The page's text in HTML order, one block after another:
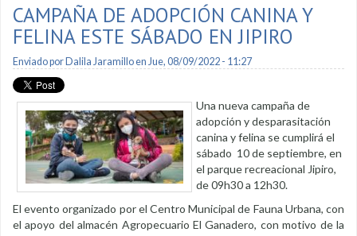
CAMPAÑA DE ADOPCIÓN CANINA Y
FELINA ESTE SÁBADO EN JIPIRO
Enviado por Dalila Jaramilloen Jue, 08/09/2022 - 11:27
Una nueva campaña de
adopción y desparasitación
canina y felina se cumplirá el
sábado 10 de septiembre, en
el parque recreacional Jipiro,
de 09h30 a 12h30.
El evento organizado por el Centro Municipal de Fauna Urbana, con
el apoyo del almacén Agropecuario El Ganadero, con motivo de la